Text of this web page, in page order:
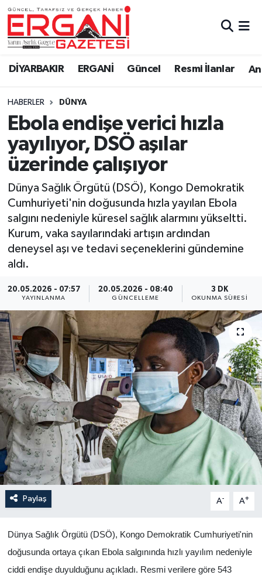
DİYARBAKIR ERGANİ Güncel Resmi İlanlar
HABERLER DÜNYA
Ebola endişe verici hızla
yayılıyor, DSÖ aşılar
üzerinde çalışıyor
Dünya Sağlık Örgütü (DSÖ), Kongo Demokratik
Cumhuriyeti'nin doğusunda hızla yayılan Ebola
salgını nedeniyle küresel sağlık alarmını yükseltti.
Kurum, vaka sayılarındaki artışın ardından
deneysel aşı ve tedavi seçeneklerini gündemine
aldı.
20.05.2026 - 07:57
YAYINLANMA
20.05.2026 - 08:40
GÜNCELLEME
3 DK
OKUNMA SÜRESI
Paylaş A- A+
Dünya Sağlık Örgütü (DSÖ), Kongo Demokratik Cumhuriyeti'nin
doğusunda ortaya çıkan Ebola salgınında hızlı yayılım nedeniyle
ciddi endişe duyulduğunu açıkladı. Resmi verilere göre 543
DİYARBAKIR
BİSMİL
BAĞLAR
ERGANİ
Güncel
Eği̇ti̇m
Resmi İlanlar
Sağlık
Si̇yaset
Spor
Anali̇z
Bi̇li̇m & Teknoloji̇
Dünya
Eği̇ti̇m
Ergani Nöbetçi Eczaneler
Ergani Hava Durumu
Ergani Trafik Yoğunluk Haritası
Süper Lig Puan Durumu ve Fikstür
Tüm Manşetler
Son Dakika Haberleri
Haber Arşivi